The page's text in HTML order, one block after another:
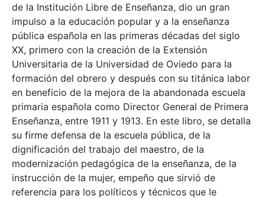
de la Institución Libre de Enseñanza, dio un gran
impulso a la educación popular y a la enseñanza
pública española en las primeras décadas del siglo
XX, primero con la creación de la Extensión
Universitaria de la Universidad de Oviedo para la
formación del obrero y después con su titánica labor
en beneficio de la mejora de la abandonada escuela
primaria española como Director General de Primera
Enseñanza, entre 1911 y 1913. En este libro, se detalla
su firme defensa de la escuela pública, de la
dignificación del trabajo del maestro, de la
modernización pedagógica de la enseñanza, de la
instrucción de la mujer, empeño que sirvió de
referencia para los políticos y técnicos que le